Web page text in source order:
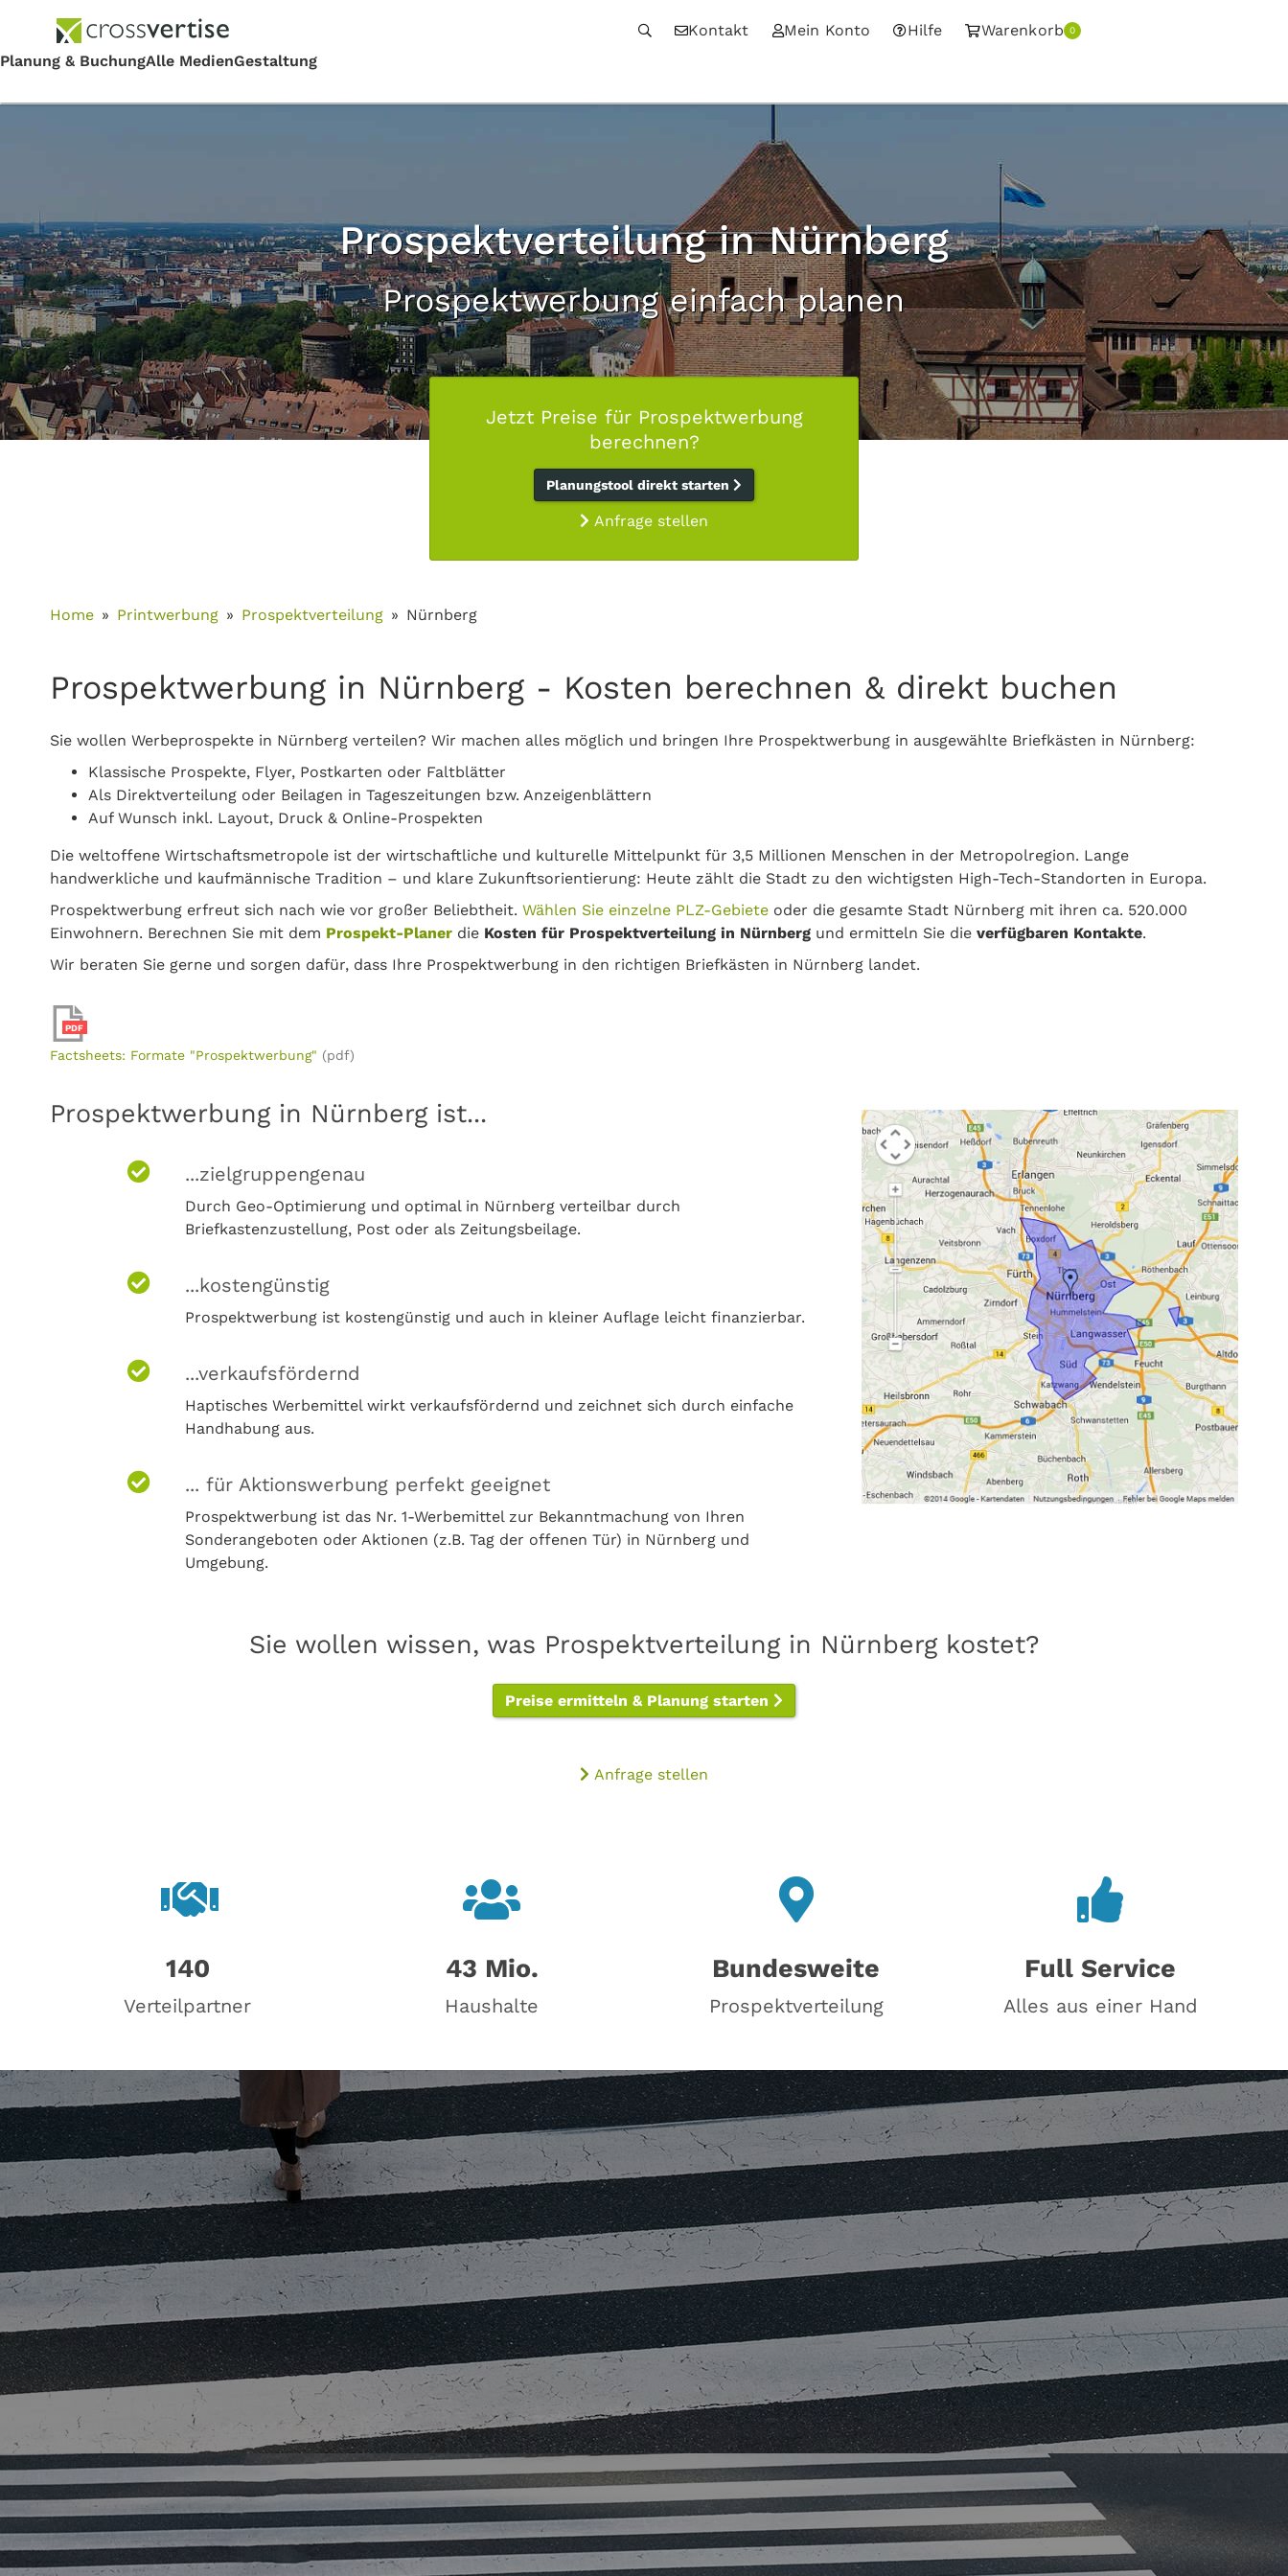
Kontakt Mein Konto Hilfe Warenkorb 0
Prospektverteilung in Nürnberg
Prospektwerbung einfach planen
Jetzt Preise für Prospektwerbung
berechnen?
Planungstool direkt starten
Anfrage stellen
Home Printwerbung Prospektverteilung Nürnberg
Prospektwerbung in Nürnberg - Kosten berechnen & direkt buchen
Sie wollen Werbeprospekte in Nürnberg verteilen? Wir machen alles möglich und bringen Ihre Prospektwerbung in ausgewählte Briefkästen in Nürnberg:
Klassische Prospekte, Flyer, Postkarten oder Faltblätter
Als Direktverteilung oder Beilagen in Tageszeitungen bzw. Anzeigenblättern
Auf Wunsch inkl. Layout, Druck & Online-Prospekten
Die weltoffene Wirtschaftsmetropole ist der wirtschaftliche und kulturelle Mittelpunkt für 3,5 Millionen Menschen in der Metropolregion. Lange
handwerkliche und kaufmännische Tradition – und klare Zukunftsorientierung: Heute zählt die Stadt zu den wichtigsten High-Tech-Standorten in Europa.
Prospektwerbung erfreut sich nach wie vor großer Beliebtheit. Wählen Sie einzelne PLZ-Gebiete oder die gesamte Stadt Nürnberg mit ihren ca. 520.000
Einwohnern. Berechnen Sie mit dem Prospekt-Planer die Kosten für Prospektverteilung in Nürnberg und ermitteln Sie die verfügbaren Kontakte.
Wir beraten Sie gerne und sorgen dafür, dass Ihre Prospektwerbung in den richtigen Briefkästen in Nürnberg landet.
PDF
Factsheets: Formate "Prospektwerbung" (pdf)
Prospektwerbung in Nürnberg ist...
...zielgruppengenau
Durch Geo-Optimierung und optimal in Nürnberg verteilbar durch
Briefkastenzustellung, Post oder als Zeitungsbeilage.
...kostengünstig
Prospektwerbung ist kostengünstig und auch in kleiner Auflage leicht finanzierbar.
...verkaufsfördernd
Haptisches Werbemittel wirkt verkaufsfördernd und zeichnet sich durch einfache
Handhabung aus.
... für Aktionswerbung perfekt geeignet
Prospektwerbung ist das Nr. 1-Werbemittel zur Bekanntmachung von Ihren
Sonderangeboten oder Aktionen (z.B. Tag der offenen Tür) in Nürnberg und
Umgebung.
Sie wollen wissen, was Prospektverteilung in Nürnberg kostet?
Preise ermitteln & Planung starten
Anfrage stellen
140
Verteilpartner
43 Mio.
Haushalte
Bundesweite
Prospektverteilung
Full Service
Alles aus einer Hand